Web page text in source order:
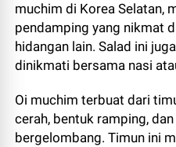
muchim di Korea Selatan,
pendamping yang nikmat
hidangan lain. Salad ini
dinikmati bersama nasi
Oi muchim terbuat dari
cerah, bentuk ramping,
bergelombang. Timun ini